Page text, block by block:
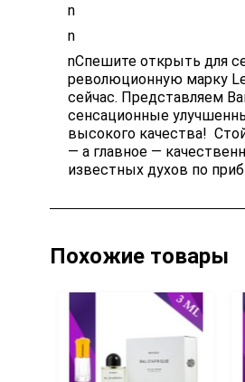
n
n
nСпешите открыть для
революционную марку
сейчас. Представляем
сенсационные
высокого качества!
— а главное —
известных духов по
Похожие товары